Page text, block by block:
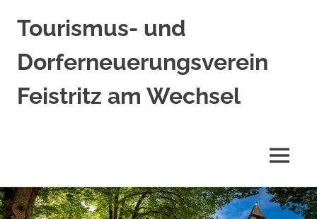
Zum
Inhalt
Tourismus- und
Dorferneuerungsverein
Feistritz am Wechsel
MENÜ